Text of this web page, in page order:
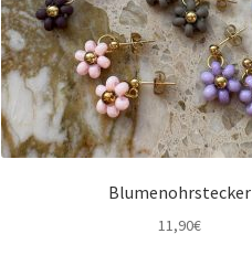
Blumenohrstecker
11,90€